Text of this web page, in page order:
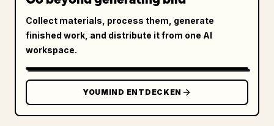
einer fetten japanischen Überschrift, gefolgt
von 2 kurzen Zeilen mit kleinerem Text. Füge
auf der linken Seite einen vertikalen
japanischen Textblock hinzu, der neben dem
Charakter nach unten verläuft. Integriere
unten rechts 3 kleine Porträt-Einschübe
desselben Mädchens, diagonal gestapelt: 1
Collect materials, process them, generate
finished work, and distribute it from one AI
workspace.
YOUMIND ENTDECKEN